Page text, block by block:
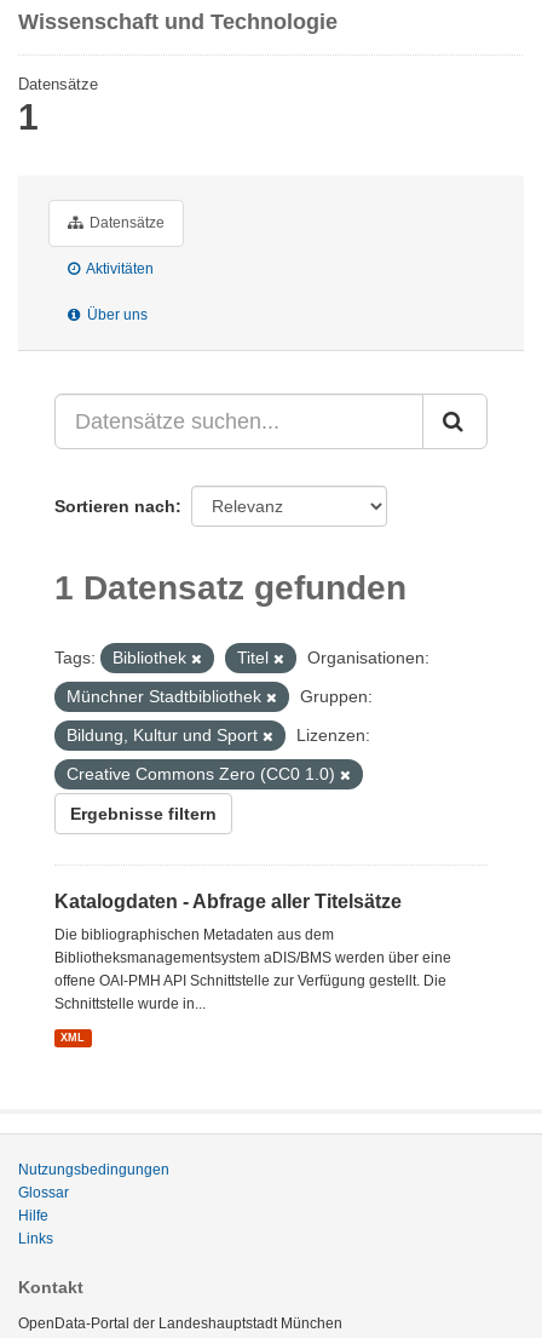
Wissenschaft und Technologie
Datensätze
1
Datensätze
Aktivitäten
Über uns
Sortieren nach
1 Datensatz gefunden
Tags: Bibliothek Titel
Organisationen:
Münchner Stadtbibliothek
Gruppen:
Bildung, Kultur und Sport
Lizenzen:
Creative Commons Zero (CC0 1.0)
Ergebnisse filtern
Katalogdaten - Abfrage aller Titelsätze
Die bibliographischen Metadaten aus dem
Bibliotheksmanagementsystem aDIS/BMS werden über eine
offene OAI-PMH API Schnittstelle zur Verfügung gestellt. Die
Schnittstelle wurde in...
XML
Nutzungsbedingungen
Glossar
Hilfe
Links
Kontakt
OpenData-Portal der Landeshauptstadt München